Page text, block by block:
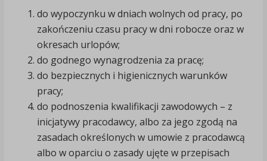
do wypoczynku w dniach wolnych od pracy, po
zakończeniu czasu pracy w dni robocze oraz w
okresach urlopów;
do godnego wynagrodzenia za pracę;
do bezpiecznych i higienicznych warunków
pracy;
do podnoszenia kwalifikacji zawodowych – z
inicjatywy pracodawcy, albo za jego zgodą na
zasadach określonych w umowie z pracodawcą
albo w oparciu o zasady ujęte w przepisach